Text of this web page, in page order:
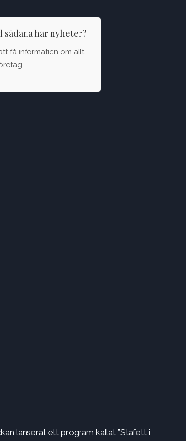
här nyheter?
få information om allt
lanserat ett program kallat ”Stafett i